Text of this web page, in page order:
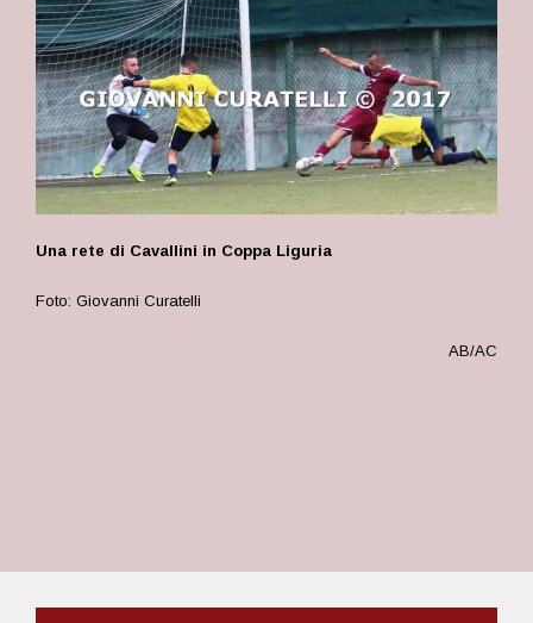
Una rete di Cavallini in Coppa Liguria
Foto: Giovanni Curatelli
AB/AC